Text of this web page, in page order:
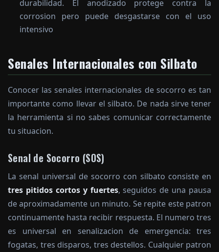
durabilidad. El anodizado protege contra la
corrosion pero puede desgastarse con el uso
intensivo
Senales Internacionales con Silbato
Conocer las senales internacionales de socorro es tan
importante como llevar el silbato. De nada sirve tener
la herramienta si no sabes comunicar correctamente
tu situacion.
Senal de Socorro (SOS)
La senal universal de socorro con silbato consiste en
tres pitidos cortos y fuertes, seguidos de una pausa
de aproximadamente un minuto. Se repite este patron
continuamente hasta recibir respuesta. El numero tres
es universal en senalizacion de emergencia: tres
fogatas, tres disparos, tres destellos. Cualquier patron